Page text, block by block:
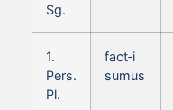
Sg.
1.
Pers.
Pl.
fact‑i
sumus